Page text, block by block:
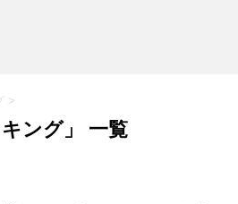
>
ング」 一覧